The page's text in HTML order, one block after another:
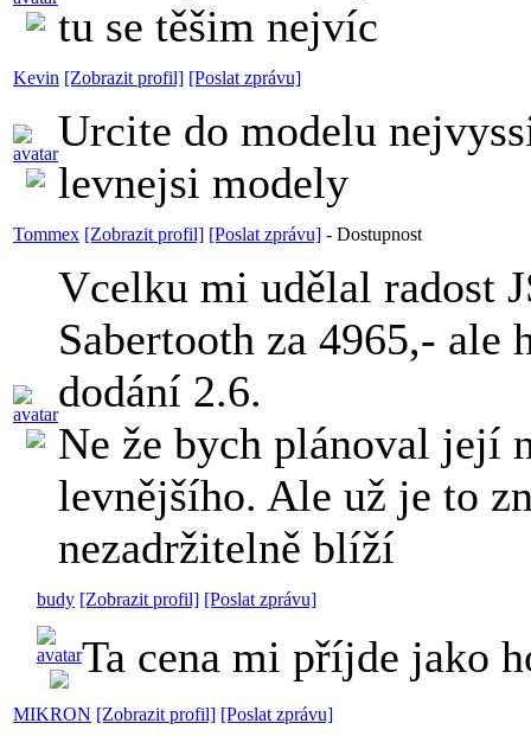
tu se těšim nejvíc
Kevin [Zobrazit profil] [Poslat zprávu]
Urcite do modelu
levnejsi modely
Tommex [Zobrazit profil] [Poslat zprávu] - Dostupnost
Vcelku mi udělal radost
Sabertooth za 4965,- ale
dodání 2.6.
Ne že bych plánoval její
levnějšího. Ale už je to
nezadržitelně blíží
budy [Zobrazit profil] [Poslat zprávu]
Ta cena mi příjde jako
MIKRON [Zobrazit profil] [Poslat zprávu]